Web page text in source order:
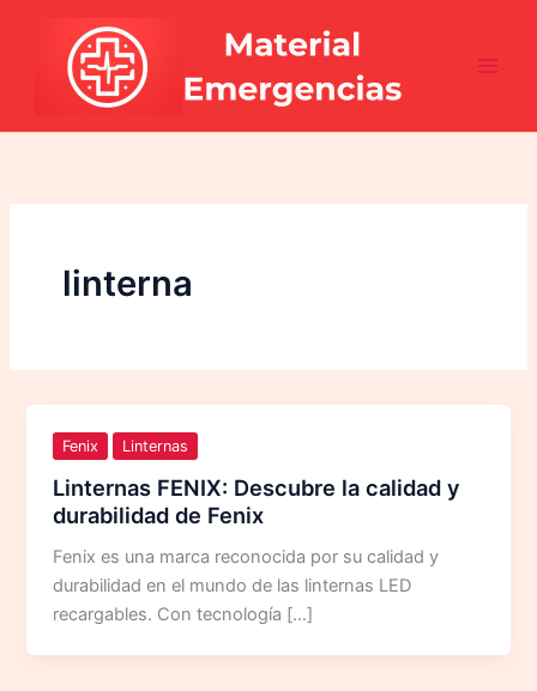
contenido
linterna
Fenix Linternas
Linternas FENIX: Descubre la calidad y
durabilidad de Fenix
Fenix es una marca reconocida por su calidad y
durabilidad en el mundo de las linternas LED
recargables. Con tecnología […]